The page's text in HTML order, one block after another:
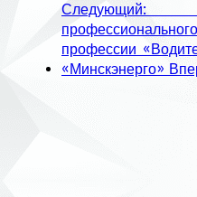
Следующий:
профессии
«Минскэнерго»